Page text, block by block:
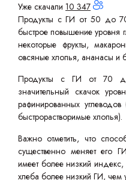
Уже скачали 10 347
Продукты с ГИ от 50 до
быстрое повышение уровня
некоторые фрукты,
овсяные хлопья, ананасы и
Продукты с ГИ от 70
значительный скачок
рафинированных
быстрорастворимые хлопья).
Важно отметить, что
существенно меняет его
имеет более низкий
хлеба более низкий ГИ, чем